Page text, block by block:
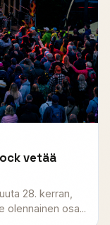
vetää
28. kerran,
olennainen osa...